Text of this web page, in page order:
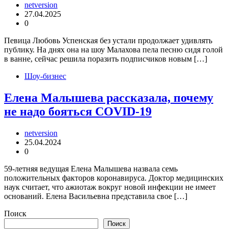
netversion
27.04.2025
0
Певица Любовь Успенская без устали продолжает удивлять
публику. На днях она на шоу Малахова пела песню сидя голой
в ванне, сейчас решила поразить подписчиков новым […]
Шоу-бизнес
Елена Малышева рассказала, почему
не надо бояться COVID-19
netversion
25.04.2024
0
59-летняя ведущая Елена Малышева назвала семь
положительных факторов коронавируса. Доктор медицинских
наук считает, что ажиотаж вокруг новой инфекции не имеет
оснований. Елена Васильевна представила свое […]
Поиск
Поиск